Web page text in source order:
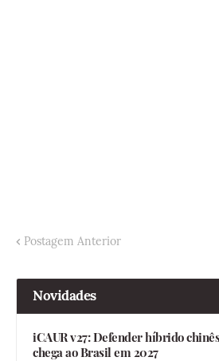
Postagem Anterior
Novidades
iCAUR v27: Defender híbrido chinês
chega ao Brasil em 2027